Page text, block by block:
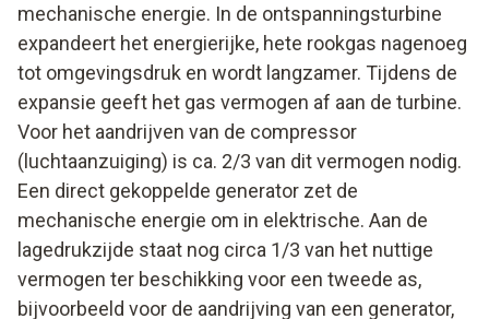
mechanische energie. In de ontspanningsturbine
expandeert het energierijke, hete rookgas nagenoeg
tot omgevingsdruk en wordt langzamer. Tijdens de
expansie geeft het gas vermogen af aan de turbine.
Voor het aandrijven van de compressor
(luchtaanzuiging) is ca. 2/3 van dit vermogen nodig.
Een direct gekoppelde generator zet de
mechanische energie om in elektrische. Aan de
lagedrukzijde staat nog circa 1/3 van het nuttige
vermogen ter beschikking voor een tweede as,
bijvoorbeeld voor de aandrijving van een generator,